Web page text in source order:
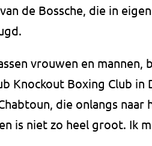
de Bossche, die in
vrouwen en mannen,
Knockout Boxing Club in
die onlangs naar
is niet zo heel groot. Ik